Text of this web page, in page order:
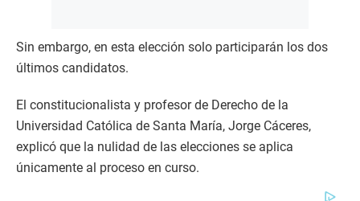
Sin embargo, en esta elección solo participarán los dos
últimos candidatos.
El constitucionalista y profesor de Derecho de la
Universidad Católica de Santa María, Jorge Cáceres,
explicó que la nulidad de las elecciones se aplica
únicamente al proceso en curso.